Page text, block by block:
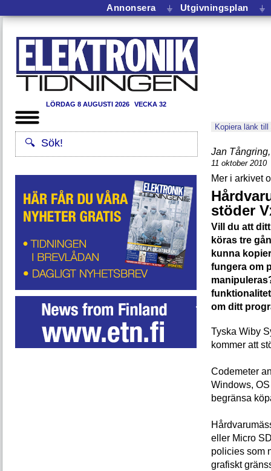
Annonsera ⏚ Utgivningsplan ⏚
LÖRDAG 8 AUGUSTI 2026 VECKA 32
Kopiera länk till
Jan Tångring,
11 oktober 2010
stöder
Vill du att
köras tre
kunna
fungera om
om ditt
Tyska Wiby
kommer att
Codemeter
Windows,
begränsa
eller Micro
policies som
grafiskt